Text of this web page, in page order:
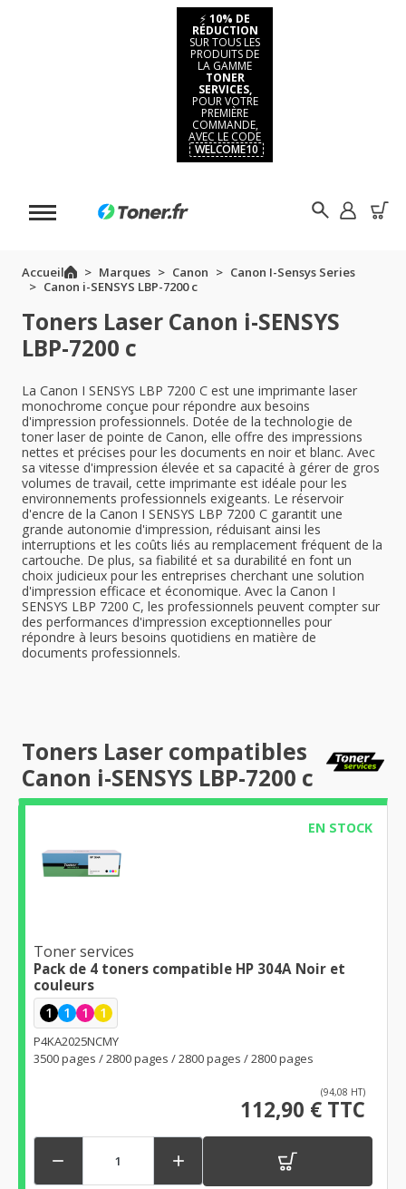
⚡ 10% DE
RÉDUCTION
SUR TOUS LES
PRODUITS DE
LA GAMME
TONER
SERVICES,
POUR VOTRE
PREMIÈRE
COMMANDE,
AVEC LE CODE
WELCOME10
Accueil Marques Canon
Canon I-Sensys Series
Canon i-SENSYS LBP-7200 c
Toners Laser Canon i-SENSYS
LBP-7200 c
La Canon I SENSYS LBP 7200 C est une imprimante laser
monochrome conçue pour répondre aux besoins
d'impression professionnels. Dotée de la technologie de
toner laser de pointe de Canon, elle offre des impressions
nettes et précises pour les documents en noir et blanc. Avec
sa vitesse d'impression élevée et sa capacité à gérer de gros
volumes de travail, cette imprimante est idéale pour les
environnements professionnels exigeants. Le réservoir
d'encre de la Canon I SENSYS LBP 7200 C garantit une
grande autonomie d'impression, réduisant ainsi les
interruptions et les coûts liés au remplacement fréquent de la
cartouche. De plus, sa fiabilité et sa durabilité en font un
choix judicieux pour les entreprises cherchant une solution
d'impression efficace et économique. Avec la Canon I
SENSYS LBP 7200 C, les professionnels peuvent compter sur
des performances d'impression exceptionnelles pour
répondre à leurs besoins quotidiens en matière de
documents professionnels.
Toners Laser compatibles
Canon i-SENSYS LBP-7200 c
EN STOCK
Toner services
Pack de 4 toners compatible HP 304A Noir et
couleurs
1 1 1 1
P4KA2025NCMY
3500 pages / 2800 pages / 2800 pages / 2800 pages
(94,08 HT)
112,90 € TTC
 